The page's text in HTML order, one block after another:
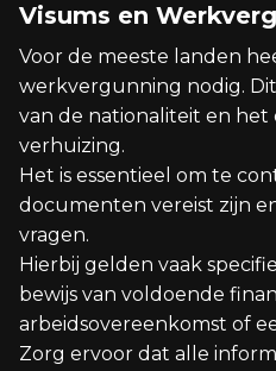
Visums en
Voor de meeste landen
werkvergunning nodig.
van de nationaliteit en het
verhuizing.
Het is essentieel om te
documenten vereist zijn
vragen.
Hierbij gelden vaak
bewijs van voldoende
arbeidsovereenkomst of
Zorg ervoor dat alle